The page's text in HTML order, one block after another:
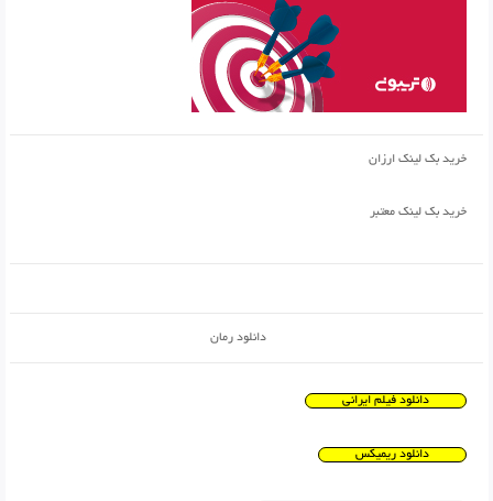
خرید بک لینک ارزان
خرید بک لینک معتبر
دانلود رمان
دانلود فیلم ایرانی
دانلود ریمیکس